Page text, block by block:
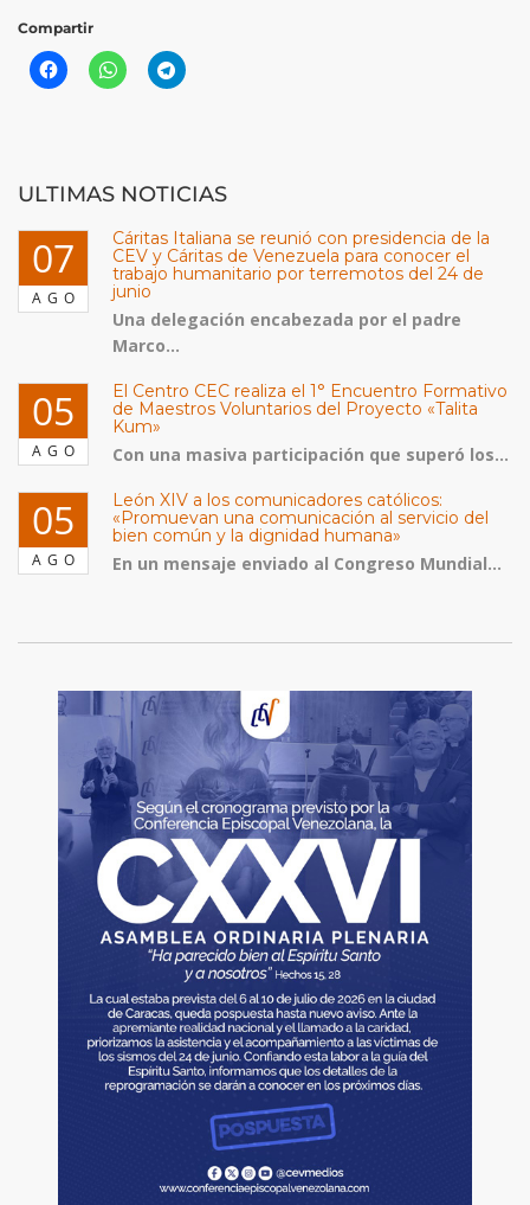
Compartir
ULTIMAS NOTICIAS
07
AGO
Cáritas Italiana se reunió con presidencia de la
CEV y Cáritas de Venezuela para conocer el
trabajo humanitario por terremotos del 24 de
junio
Una delegación encabezada por el padre
Marco...
05
AGO
El Centro CEC realiza el 1° Encuentro Formativo
de Maestros Voluntarios del Proyecto «Talita
Kum»
Con una masiva participación que superó los...
05
AGO
León XIV a los comunicadores católicos:
«Promuevan una comunicación al servicio del
bien común y la dignidad humana»
En un mensaje enviado al Congreso Mundial...